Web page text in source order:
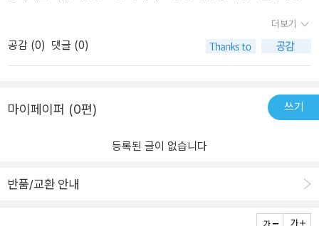
그래서인지 (저자도 앞서 얘기하지만) 꼭 순서대로 읽지 않아도 문제
가 없게 구성되어있다. 그리고 각 챕터들은 내용이 길지 않고 설명이
어렵지 않아서 쉽게 쉽게 읽히는 것 또한 장점이다.한가지 아쉬웠던
점이다. (책 뒷 표지에 쓰인 “코드는 한줄도 나오지 않습니다” 라고
시작하는 서평을 책을 다 읽고 나서야 보았다.) 이 부분은 이 책 보다
먼저 쓴 “Code Simplicity” 라는 책이 도움이 되지 않을까?
다. 내용 구성은 코딩의 기술적인 측면, 능력개발의 조언, 기술 발전과
윤리적인 관계 등 폭넓은 측면에서 구성되었다. 코딩에 어려운 나에
게 단순한 컴퓨터 전공지식과 더불어 다양한 측면으로 깊이 있는 생
봇대이든 매체든 무료로 교육한다. 정부에서도 추진한다. 그렇게 해
서 교육받고 직업전선에 뛰어들고 유지하기까지 많은 사람이 걸러진
다. 꼭 문과 이과 출신이라고 누가 더 두드러진다는 건 없다. 그만큼
한다. 그렇지 않으면 도태된다. 뛰어난 개발자는 능력이 아니라 꾸준
탕으로 둔 좋은 개발의 결과는 단순함이다. 최대한 코드를 단순화해
더보기
공감 (0) 댓글 (0)
마이페이퍼 (0편) 쓰기
등록된 글이 없습니다
반품/교환 안내